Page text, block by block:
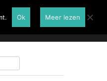
Ok Meer lezen